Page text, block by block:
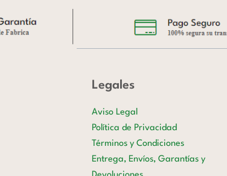
Legales
Aviso Legal
Política de Privacidad
Términos y Condiciones
Entrega, Envíos, Garantías y